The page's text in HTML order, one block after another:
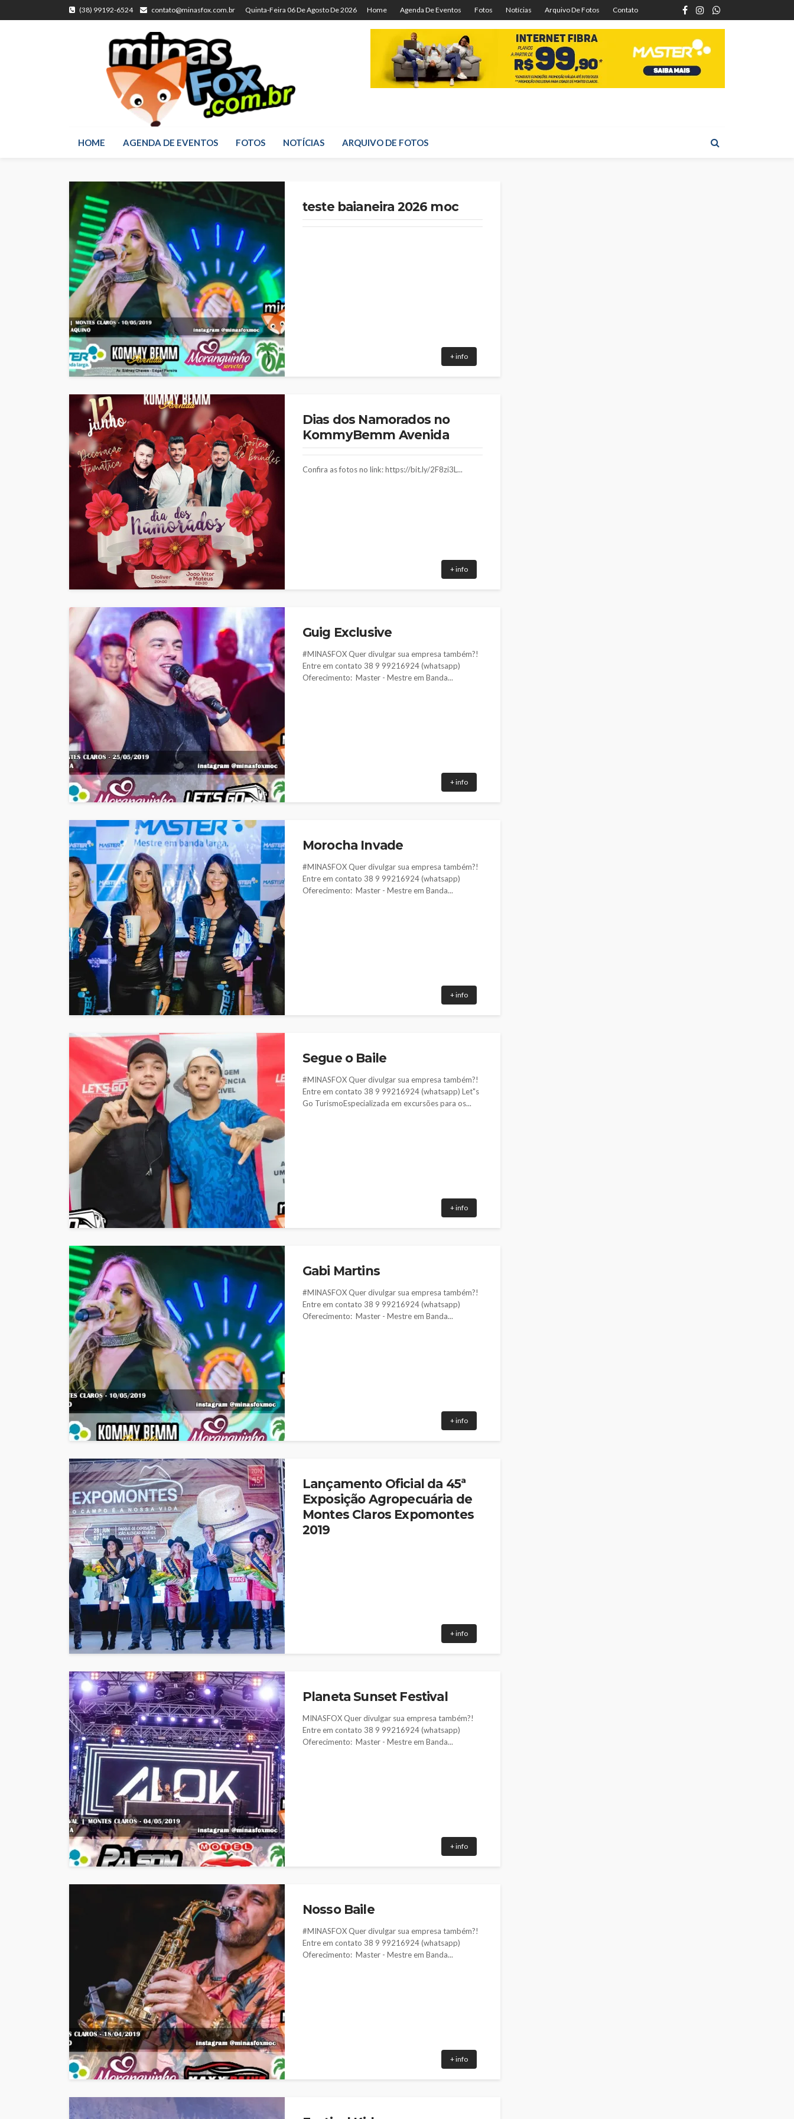
(38) 99192-6524 contato@minasfox.com.br Quinta-Feira 06 De Agosto De 2026 Home Agenda De Eventos Fotos Notícias Arquivo De Fotos Contato
HOME AGENDA DE EVENTOS FOTOS NOTÍCIAS ARQUIVO DE FOTOS
teste baianeira 2026 moc
+ info
Dias dos Namorados no
KommyBemm Avenida
Confira as fotos no link: https://bit.ly/2F8zi3L...
+ info
Guig Exclusive
#MINASFOX Quer divulgar sua empresa também?!
Entre em contato 38 9 99216924 (whatsapp)
Oferecimento: Master - Mestre em Banda...
+ info
Morocha Invade
#MINASFOX Quer divulgar sua empresa também?!
Entre em contato 38 9 99216924 (whatsapp)
Oferecimento: Master - Mestre em Banda...
+ info
Segue o Baile
#MINASFOX Quer divulgar sua empresa também?!
Entre em contato 38 9 99216924 (whatsapp) Let"s
Go TurismoEspecializada em excursões para os...
+ info
Gabi Martins
#MINASFOX Quer divulgar sua empresa também?!
Entre em contato 38 9 99216924 (whatsapp)
Oferecimento: Master - Mestre em Banda...
+ info
Lançamento Oficial da 45ª
Exposição Agropecuária de
Montes Claros Expomontes
2019
+ info
Planeta Sunset Festival
MINASFOX Quer divulgar sua empresa também?!
Entre em contato 38 9 99216924 (whatsapp)
Oferecimento: Master - Mestre em Banda...
+ info
Nosso Baile
#MINASFOX Quer divulgar sua empresa também?!
Entre em contato 38 9 99216924 (whatsapp)
Oferecimento: Master - Mestre em Banda...
+ info